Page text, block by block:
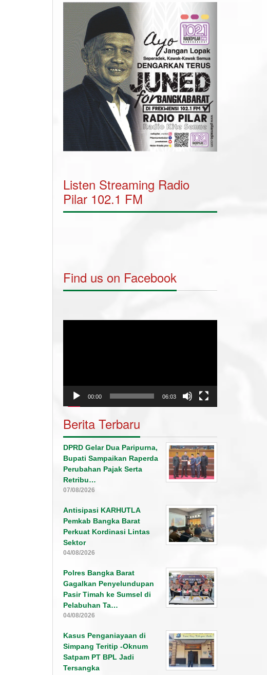
Listen Streaming Radio
Pilar 102.1 FM
Find us on Facebook
00:00 06:03
Berita Terbaru
DPRD Gelar Dua Paripurna,
Bupati Sampaikan Raperda
Perubahan Pajak Serta
Retribu…
07/08/2026
Antisipasi KARHUTLA
Pemkab Bangka Barat
Perkuat Kordinasi Lintas
Sektor
04/08/2026
Polres Bangka Barat
Gagalkan Penyelundupan
Pasir Timah ke Sumsel di
Pelabuhan Ta…
04/08/2026
Kasus Penganiayaan di
Simpang Teritip -Oknum
Satpam PT BPL Jadi
Tersangka